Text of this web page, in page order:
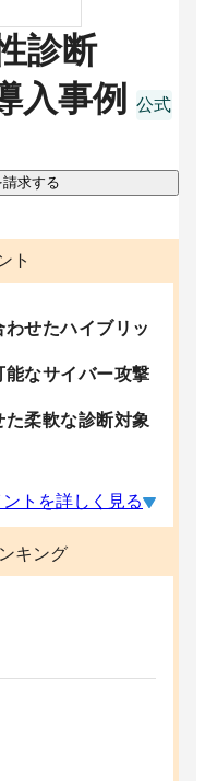
診断
入事例
求する
ト
せたハイブリッ
能なサイバー攻撃
柔軟な診断対象
トを詳しく見る
キング